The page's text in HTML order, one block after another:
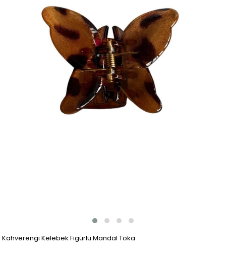
Kahverengi Kelebek Figürlü Mandal Toka